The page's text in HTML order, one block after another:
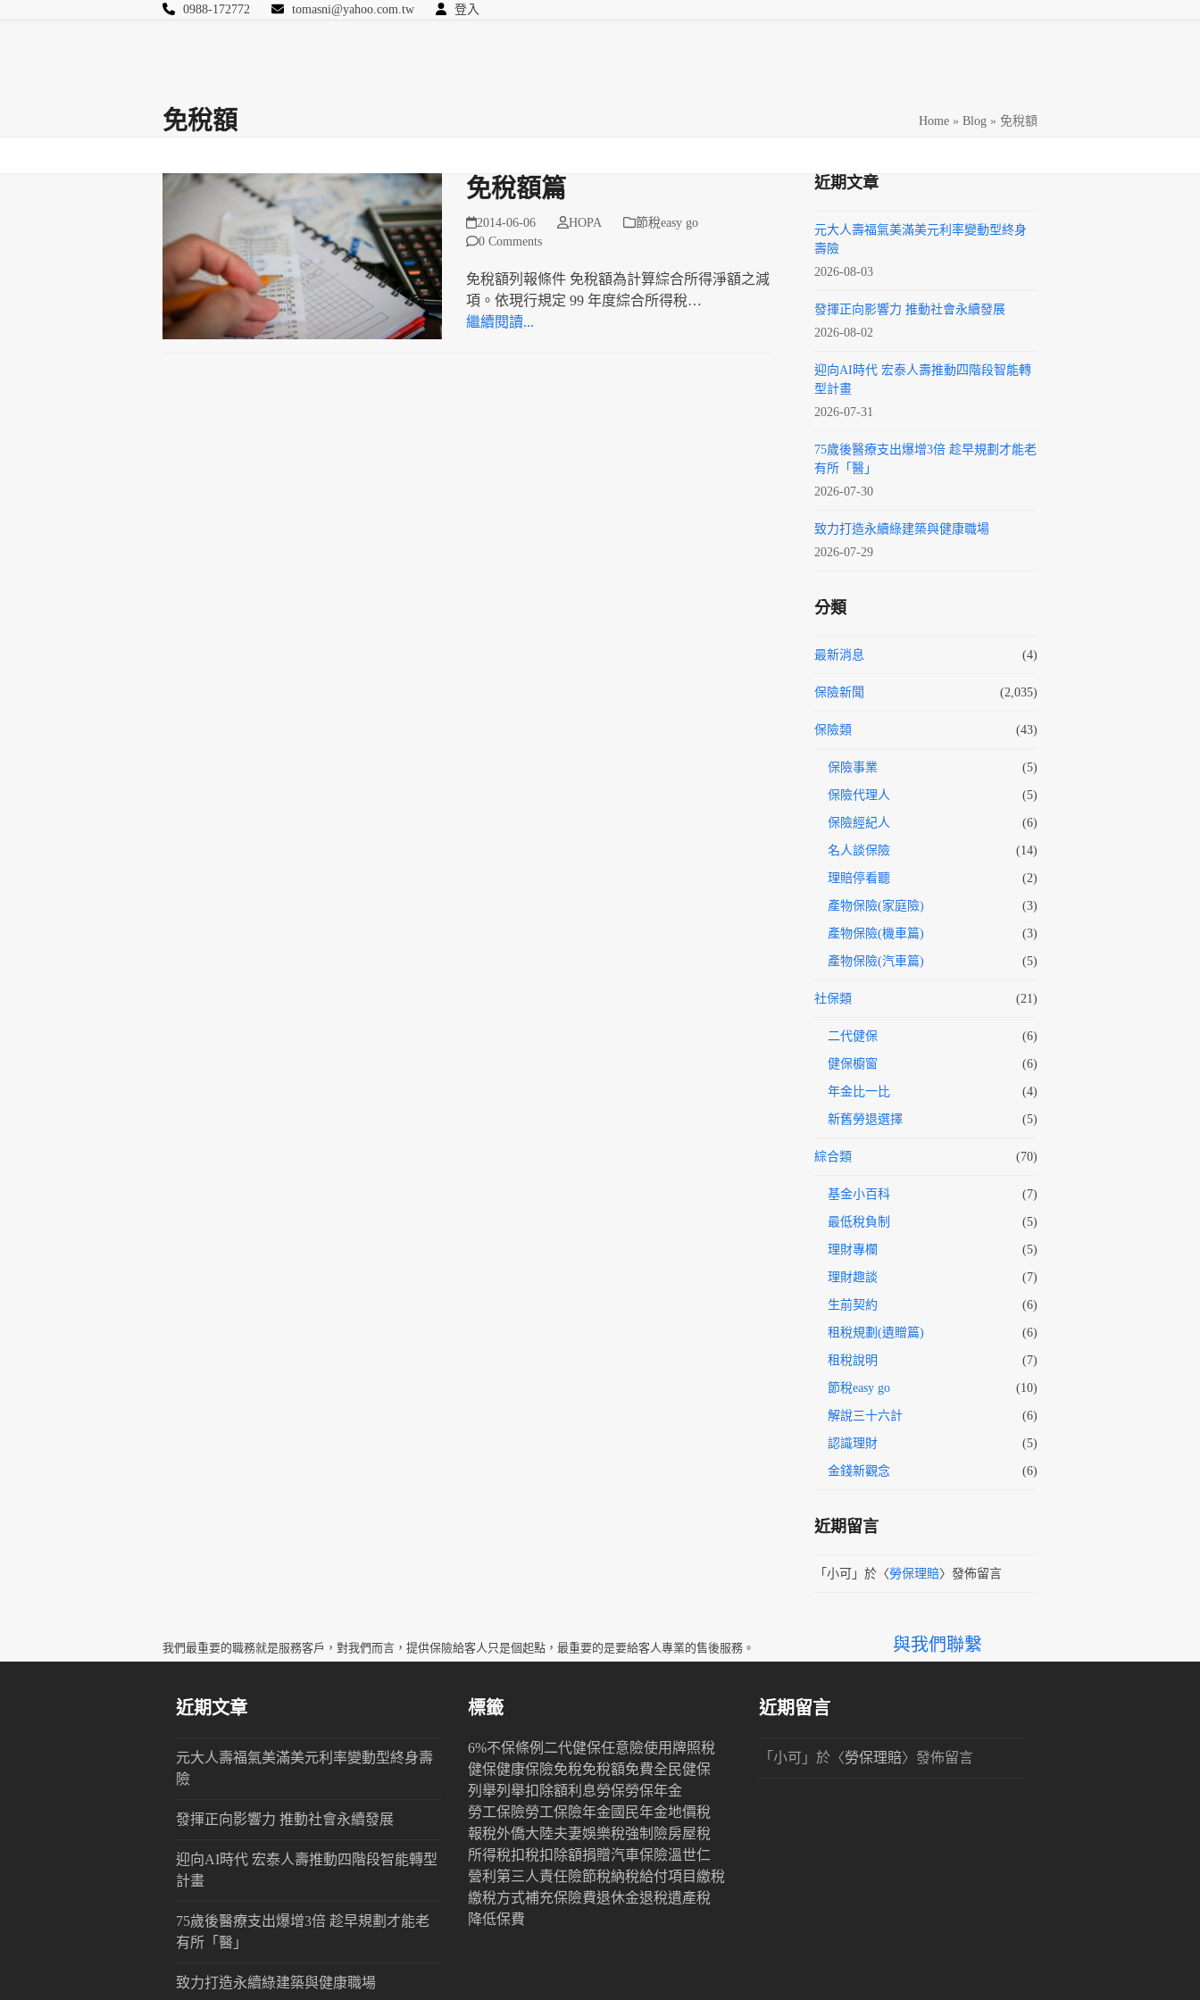
0988-172772 tomasni@yahoo.com.tw 登入
免稅額 Home » Blog » 免稅額
免稅額篇
2014-06-06 HOPA
節稅easy go
0 Comments
免稅額列報條件 免稅額為計算綜合所得淨額之減
項。依現行規定 99 年度綜合所得稅…
繼續閱讀...
近期文章
元大人壽福氣美滿美元利率變動型終身
壽險
2026-08-03
發揮正向影響力 推動社會永續發展
2026-08-02
迎向AI時代 宏泰人壽推動四階段智能轉
型計畫
2026-07-31
75歲後醫療支出爆增3倍 趁早規劃才能老
有所「醫」
2026-07-30
致力打造永續綠建築與健康職場
2026-07-29
分類
最新消息 (4)
保險新聞 (2,035)
保險類 (43)
保險事業 (5)
保險代理人 (5)
保險經紀人 (6)
名人談保險 (14)
理賠停看聽 (2)
產物保險(家庭險) (3)
產物保險(機車篇) (3)
產物保險(汽車篇) (5)
社保類 (21)
二代健保 (6)
健保櫥窗 (6)
年金比一比 (4)
新舊勞退選擇 (5)
綜合類 (70)
基金小百科 (7)
最低稅負制 (5)
理財專欄 (5)
理財趣談 (7)
生前契約 (6)
租稅規劃(遺贈篇) (6)
租稅說明 (7)
節稅easy go (10)
解說三十六計 (6)
認識理財 (5)
金錢新觀念 (6)
近期留言
「 小可 」於〈勞保理賠〉發佈留言
我們最重要的職務就是服務客戶，對我們而言，提供保險給客人只是個起點，最重要的是要給客人專業的售後服務。 與我們聯繫
近期文章
元大人壽福氣美滿美元利率變動型終身壽
險
發揮正向影響力 推動社會永續發展
迎向AI時代 宏泰人壽推動四階段智能轉型
計畫
75歲後醫療支出爆增3倍 趁早規劃才能老
有所「醫」
致力打造永續綠建築與健康職場
標籤
6%不保條例 二代健保任意險使用牌照稅
健保健康保險免稅免稅額免費全民健保
列舉列舉扣除額利息勞保勞保年金
勞工保險勞工保險年金國民年金地價稅
報稅外僑大陸夫妻娛樂稅強制險房屋稅
所得稅扣稅扣除額捐贈汽車保險溫世仁
營利 第三人責任險節稅納稅給付項目 繳稅
繳稅方式補充保險費退休金退稅遺產稅
降低保費
近期留言
「小可 」於〈勞保理賠〉發佈留言